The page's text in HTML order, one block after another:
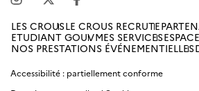
Amiens
LES CROUSLE CROUS RECRUTE
ETUDIANT GOUVMES SERVICES
NOS PRESTATIONS ÉVÉNEMENTIELLES
Accessibilité : partiellement conforme